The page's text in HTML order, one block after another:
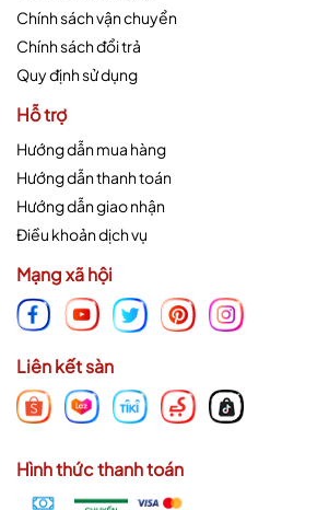
Chính sách vận chuyển
Chính sách đổi trả
Quy định sử dụng
Hỗ trợ
Hướng dẫn mua hàng
Hướng dẫn thanh toán
Hướng dẫn giao nhận
Điều khoản dịch vụ
Mạng xã hội
Liên kết sàn
Hình thức thanh toán